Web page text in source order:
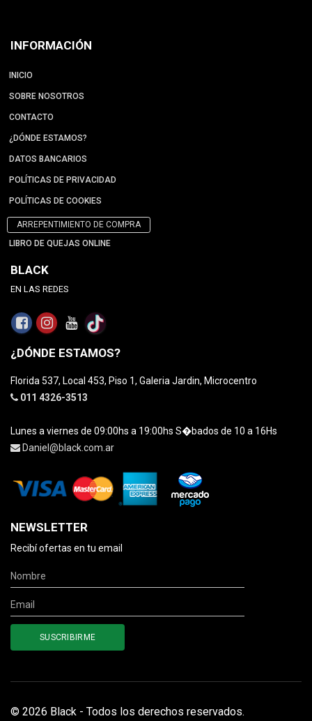
INFORMACIÓN
INICIO
SOBRE NOSOTROS
CONTACTO
¿DÓNDE ESTAMOS?
DATOS BANCARIOS
POLÍTICAS DE PRIVACIDAD
POLÍTICAS DE COOKIES
ARREPENTIMIENTO DE COMPRA
LIBRO DE QUEJAS ONLINE
BLACK
EN LAS REDES
¿DÓNDE ESTAMOS?
Florida 537, Local 453, Piso 1, Galeria Jardin, Microcentro
011 4326-3513
Lunes a viernes de 09:00hs a 19:00hs S�bados de 10 a 16Hs
Daniel@black.com.ar
NEWSLETTER
Recibí ofertas en tu email
© 2026 Black - Todos los derechos reservados.